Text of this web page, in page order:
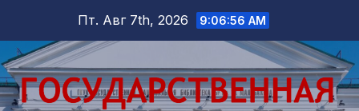
содержимому
Пт. Авг 7th, 2026 9:06:57 AM